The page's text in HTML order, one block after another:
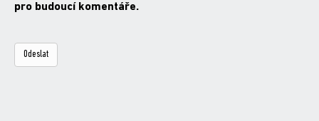
pro budoucí komentáře.